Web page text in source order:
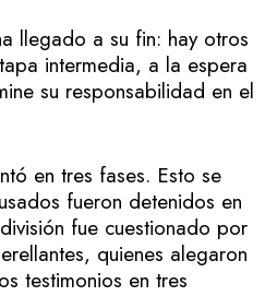
llegado a su fin: hay otros
intermedia, a la espera
su responsabilidad en el
en tres fases. Esto se
fueron detenidos en
fue cuestionado por
quienes alegaron
testimonios en tres